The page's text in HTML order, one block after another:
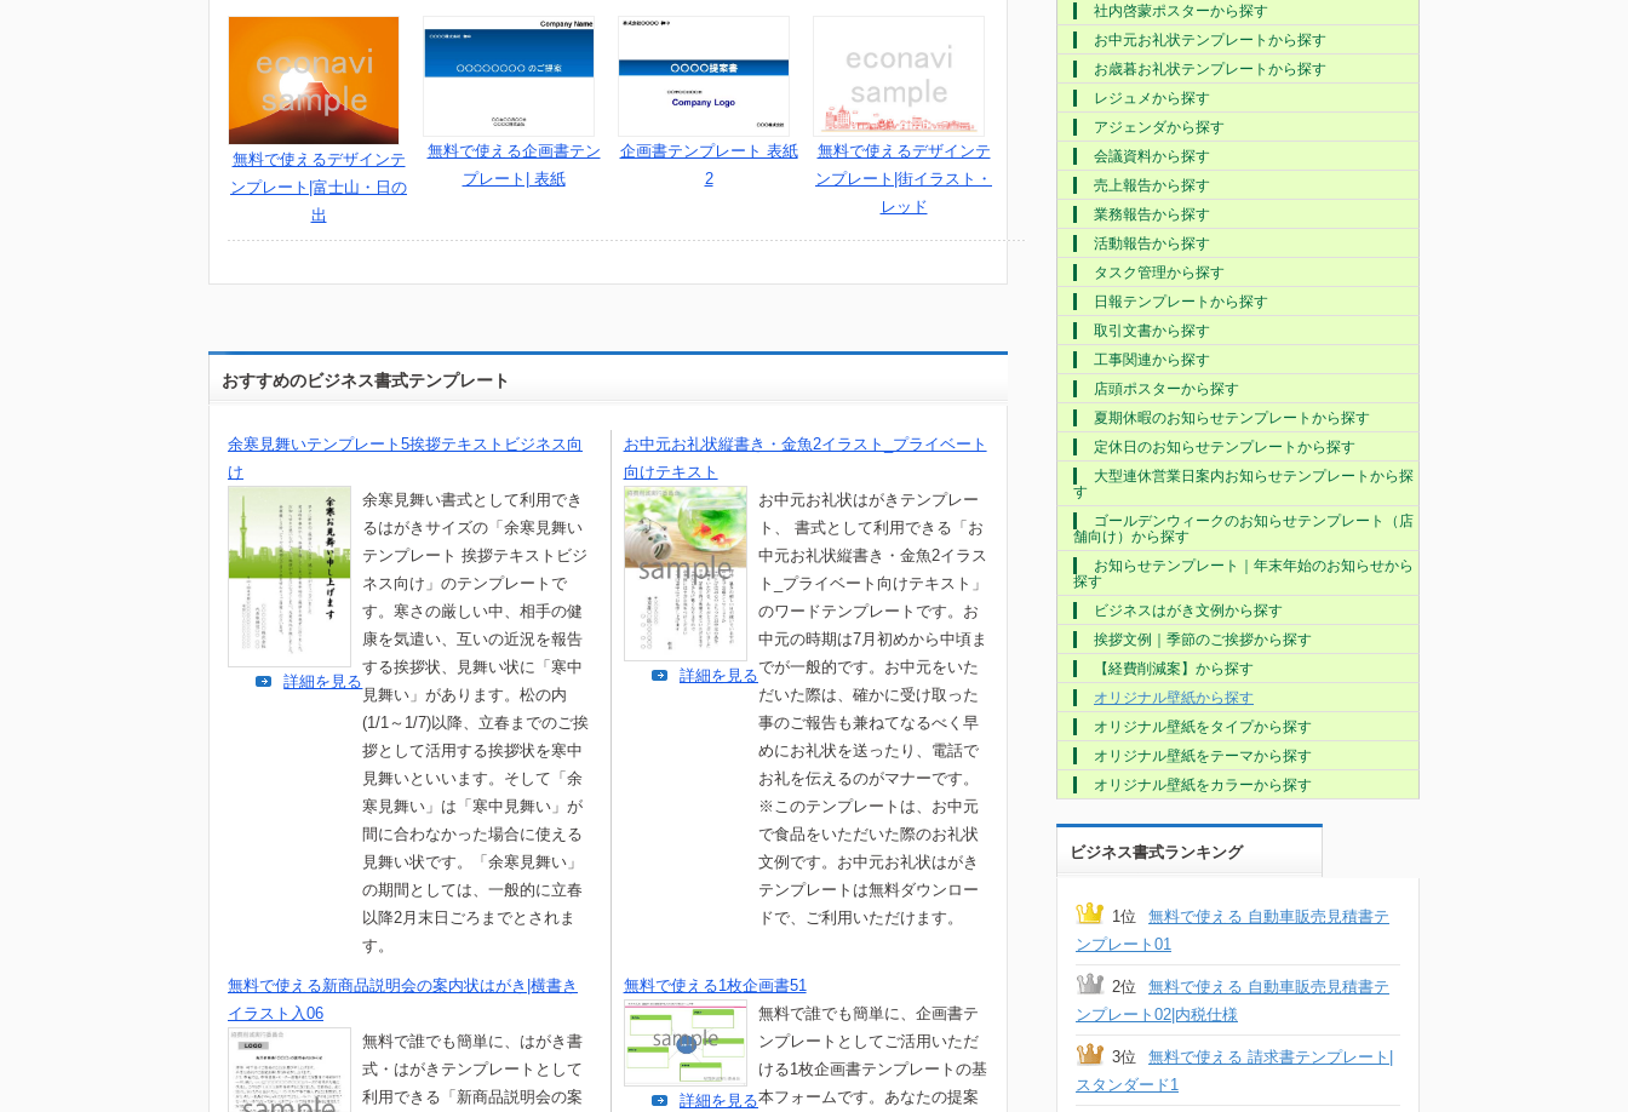
無料で使えるデザインテ
ンプレート|富士山・日の
出
無料で使える企画書テン
プレート| 表紙
企画書テンプレート 表紙
2
無料で使えるデザインテ
ンプレート|街イラスト・
レッド
おすすめのビジネス書式テンプレート
余寒見舞いテンプレート5挨拶テキストビジネス向
け
余寒見舞い書式として利用でき
るはがきサイズの「余寒見舞い
テンプレート 挨拶テキストビジ
ネス向け」のテンプレートで
す。寒さの厳しい中、相手の健
康を気遣い、互いの近況を報告
する挨拶状、見舞い状に「寒中
見舞い」があります。松の内
(1/1～1/7)以降、立春までのご挨
拶として活用する挨拶状を寒中
見舞いといいます。そして「余
寒見舞い」は「寒中見舞い」が
間に合わなかった場合に使える
見舞い状です。「余寒見舞い」
の期間としては、一般的に立春
以降2月末日ごろまでとされま
す。
詳細を見る
お中元お礼状縦書き・金魚2イラスト_プライベート
向けテキスト
お中元お礼状はがきテンプレー
ト、 書式として利用できる「お
中元お礼状縦書き・金魚2イラス
ト_プライベート向けテキスト」
のワードテンプレートです。お
中元の時期は7月初めから中頃ま
でが一般的です。お中元をいた
だいた際は、確かに受け取った
事のご報告も兼ねてなるべく早
めにお礼状を送ったり、電話で
お礼を伝えるのがマナーです。
※このテンプレートは、お中元
で食品をいただいた際のお礼状
文例です。お中元お礼状はがき
テンプレートは無料ダウンロー
ドで、ご利用いただけます。
詳細を見る
無料で使える新商品説明会の案内状はがき|横書き
イラスト入06
無料で誰でも簡単に、はがき書
式・はがきテンプレートとして
利用できる「新商品説明会の案
無料で使える1枚企画書51
無料で誰でも簡単に、企画書テ
ンプレートとしてご活用いただ
ける1枚企画書テンプレートの基
本フォームです。あなたの提案
詳細を見る
社内啓蒙ポスターから探す
お中元お礼状テンプレートから探す
お歳暮お礼状テンプレートから探す
レジュメから探す
アジェンダから探す
会議資料から探す
売上報告から探す
業務報告から探す
活動報告から探す
タスク管理から探す
日報テンプレートから探す
取引文書から探す
工事関連から探す
店頭ポスターから探す
夏期休暇のお知らせテンプレートから探す
定休日のお知らせテンプレートから探す
大型連休営業日案内お知らせテンプレートから探
す
ゴールデンウィークのお知らせテンプレート（店
舗向け）から探す
お知らせテンプレート｜年末年始のお知らせから
探す
ビジネスはがき文例から探す
挨拶文例｜季節のご挨拶から探す
【経費削減案】から探す
オリジナル壁紙から探す
オリジナル壁紙をタイプから探す
オリジナル壁紙をテーマから探す
オリジナル壁紙をカラーから探す
ビジネス書式ランキング
1位
無料で使える 自動車販売見積書テ
ンプレート01
2位
無料で使える 自動車販売見積書テ
ンプレート02|内税仕様
3位
無料で使える 請求書テンプレート|
スタンダード1